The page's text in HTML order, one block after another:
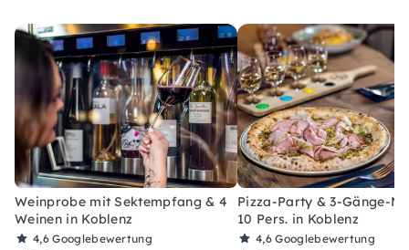
Weinprobe mit Sektempfang & 4
Weinen in Koblenz
4,6Googlebewertung
Pizza-Party & 3-Gänge-
10 Pers. in Koblenz
4,6Googlebewertung